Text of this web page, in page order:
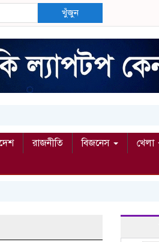
খুঁজুন
রাজনীতি বিজনেস খেলা